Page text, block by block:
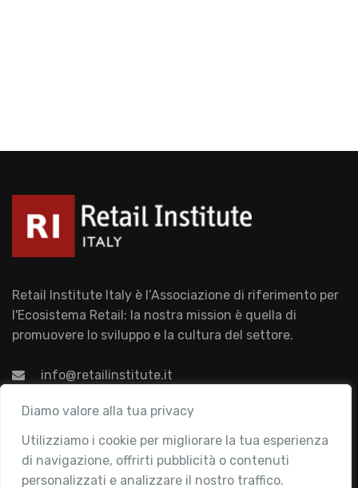
Diamo valore alla tua privacy
Utilizziamo i cookie per migliorare la tua esperienza
di navigazione, offrirti pubblicità o contenuti
personalizzati e analizzare il nostro traffico.
Retail Institute Italy è l’Associazione di riferimento per
l'Ecosistema Retail: la nostra mission è quella di
promuovere lo sviluppo e la cultura del settore.
info@retailinstitute.it
Associazione
Chi siamo
Attività